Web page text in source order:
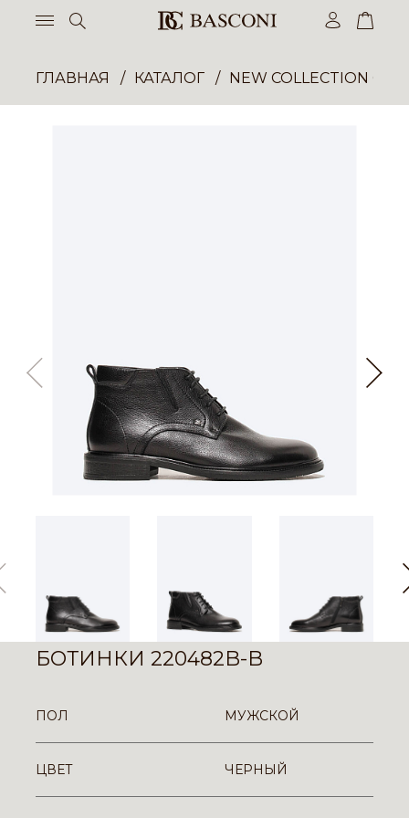
ГЛАВНАЯ КАТАЛОГ NEW COLLECTION
БОТИНКИ 220482B-B
ПОЛ МУЖСКОЙ
ЦВЕТ ЧЕРНЫЙ